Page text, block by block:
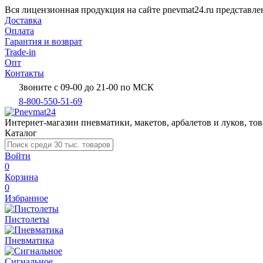
Вся лицензионная продукция на сайте pnevmat24.ru
Доставка
Оплата
Гарантия и возврат
Trade-in
Опт
Контакты
Звоните с 09-00 до 21-00 по МСК
8-800-550-51-69
Интернет-магазин пневматики, макетов, арбалетов и луков,
Каталог
Войти
0
Корзина
0
Избранное
Пистолеты
Пневматика